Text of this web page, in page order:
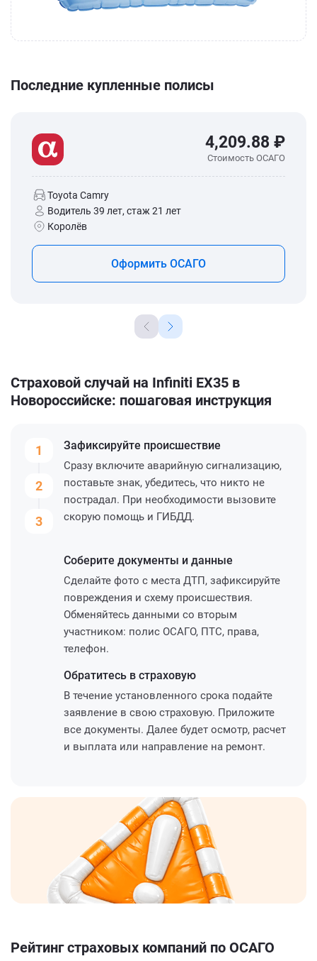
Последние купленные полисы
4,209.88 ₽
Стоимость ОСАГО
Toyota Camry
Водитель 39 лет, стаж 21 лет
Королёв
Оформить ОСАГО
Страховой случай на Infiniti EX35 в
Новороссийске: пошаговая инструкция
1
2
3
Зафиксируйте происшествие
Сразу включите аварийную сигнализацию,
поставьте знак, убедитесь, что никто не
пострадал. При необходимости вызовите
скорую помощь и ГИБДД.
Соберите документы и данные
Сделайте фото с места ДТП, зафиксируйте
повреждения и схему происшествия.
Обменяйтесь данными со вторым
участником: полис ОСАГО, ПТС, права,
телефон.
Обратитесь в страховую
В течение установленного срока подайте
заявление в свою страховую. Приложите
все документы. Далее будет осмотр, расчет
и выплата или направление на ремонт.
Рейтинг страховых компаний по ОСАГО